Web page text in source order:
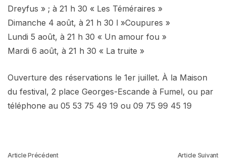
Dreyfus » ; à 21 h 30 « Les Téméraires »
Dimanche 4 août, à 21 h 30 l »Coupures »
Lundi 5 août, à 21 h 30 « Un amour fou »
Mardi 6 août, à 21 h 30 « La truite »
Ouverture des réservations le 1er juillet. À la Maison
du festival, 2 place Georges-Escande à Fumel, ou par
téléphone au 05 53 75 49 19 ou 09 75 99 45 19
Article Précédent Article Suivant